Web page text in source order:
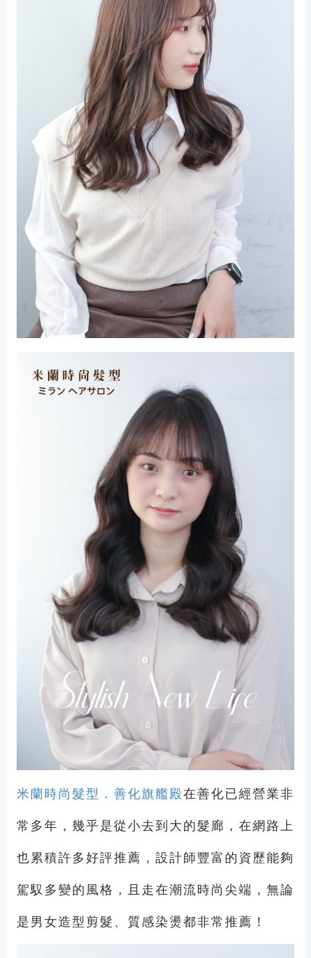
米蘭時尚髮型．善化旗艦殿在善化已經營業非
常多年，幾乎是從小去到大的髮廊，在網路上
也累積許多好評推薦，設計師豐富的資歷能夠
駕馭多變的風格，且走在潮流時尚尖端，無論
是男女造型剪髮、質感染燙都非常推薦！